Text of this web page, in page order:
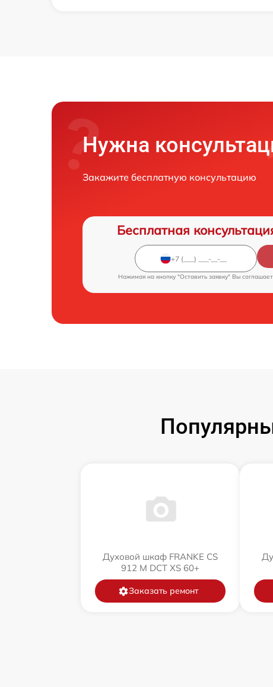
Нужна
Закажите бесплатную консультацию
Бесплатная
Нажимая на кнопку "Оставить заявку" Вы
Духовой шкаф FRANKE CS
912 M DCT XS 60+
Заказать ремонт